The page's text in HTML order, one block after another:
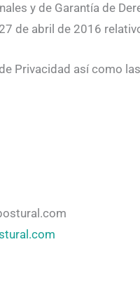
y de Garantía de
de abril de 2016
Privacidad así como